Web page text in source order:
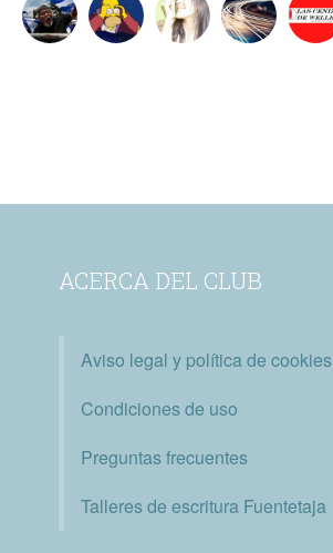
ACERCA DEL CLUB
Aviso legal y política de cookies
Condiciones de uso
Preguntas frecuentes
Talleres de escritura Fuentetaja